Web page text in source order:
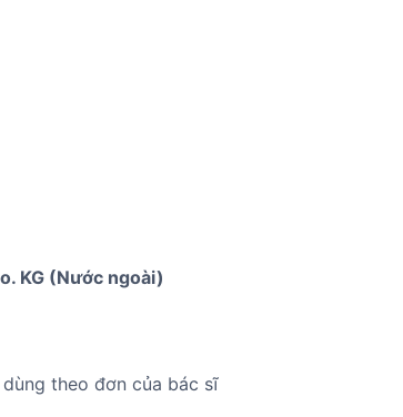
KG (Nước ngoài)
theo đơn của bác sĩ